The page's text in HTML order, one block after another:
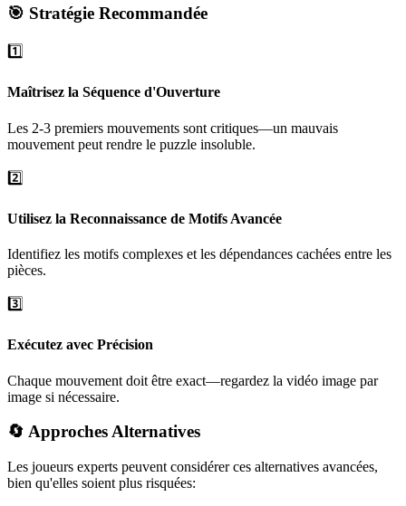
🎯 Stratégie Recommandée
1️⃣
Maîtrisez la Séquence d'Ouverture
Les 2-3 premiers mouvements sont critiques—un mauvais
mouvement peut rendre le puzzle insoluble.
2️⃣
Utilisez la Reconnaissance de Motifs Avancée
Identifiez les motifs complexes et les dépendances cachées entre les
pièces.
3️⃣
Exécutez avec Précision
Chaque mouvement doit être exact—regardez la vidéo image par
image si nécessaire.
🔄 Approches Alternatives
Les joueurs experts peuvent considérer ces alternatives avancées,
bien qu'elles soient plus risquées: